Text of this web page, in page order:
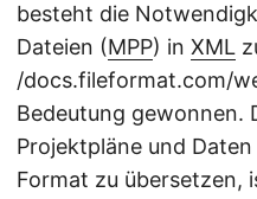
besteht die
Dateien (MPP) in XML
/docs.fileformat.com/
Bedeutung gewonnen.
Projektpläne und
Format zu übersetzen,